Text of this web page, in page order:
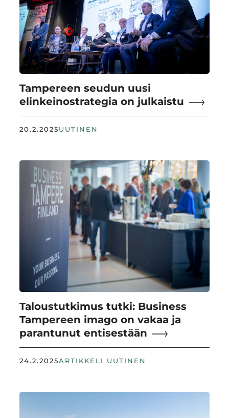
Tampereen seudun uusi
elinkeinostrategia on julkaistu
20.2.2025UUTINEN
Taloustutkimus tutki: Business
Tampereen imago on vakaa ja
parantunut entisestään
24.2.2025ARTIKKELI UUTINEN